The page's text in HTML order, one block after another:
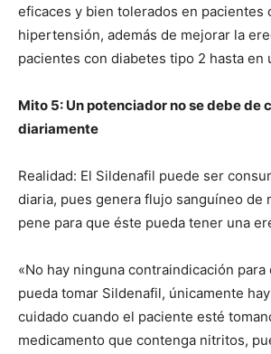
eficaces y bien tolerados en pacientes
hipertensión, además de mejorar la
pacientes con diabetes tipo 2 hasta en
Mito 5: Un potenciador no se debe de
diariamente
Realidad: El Sildenafil puede ser
diaria, pues genera flujo sanguíneo de
pene para que éste pueda tener una
«No hay ninguna contraindicación
pueda tomar Sildenafil, únicamente
cuidado cuando el paciente esté
medicamento que contenga nitritos,